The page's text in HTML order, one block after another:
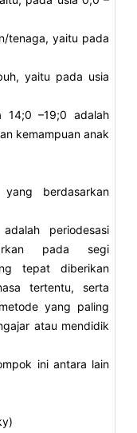
tenaga, yaitu pada
yaitu pada usia
14;0 –19;0 adalah
kemampuan anak
yang berdasarkan
periodesasi
pada segi
tepat diberikan
tertentu, serta
yang paling
atau mendidik
ini antara lain